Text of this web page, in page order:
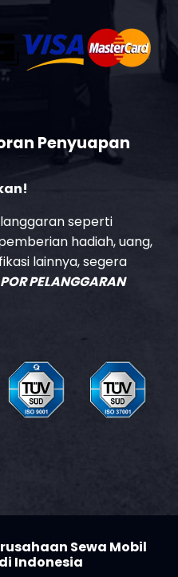
Penyuapan
seperti
hadiah, uang,
lainnya, segera
PELANGGARAN
Sewa Mobil
Indonesia